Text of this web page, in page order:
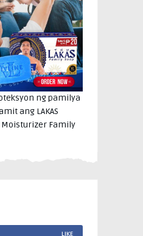
ng pamilya
ang LAKAS
Family
LIKE